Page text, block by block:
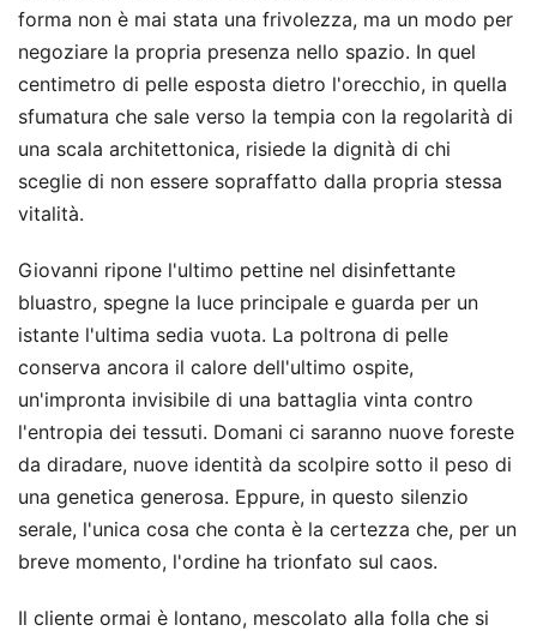
forma non è mai stata una frivolezza, ma un modo per
negoziare la propria presenza nello spazio. In quel
centimetro di pelle esposta dietro l'orecchio, in quella
sfumatura che sale verso la tempia con la regolarità di
una scala architettonica, risiede la dignità di chi
sceglie di non essere sopraffatto dalla propria stessa
vitalità.
Giovanni ripone l'ultimo pettine nel disinfettante
bluastro, spegne la luce principale e guarda per un
istante l'ultima sedia vuota. La poltrona di pelle
conserva ancora il calore dell'ultimo ospite,
un'impronta invisibile di una battaglia vinta contro
l'entropia dei tessuti. Domani ci saranno nuove foreste
da diradare, nuove identità da scolpire sotto il peso di
una genetica generosa. Eppure, in questo silenzio
serale, l'unica cosa che conta è la certezza che, per un
breve momento, l'ordine ha trionfato sul caos.
Il cliente ormai è lontano, mescolato alla folla che si